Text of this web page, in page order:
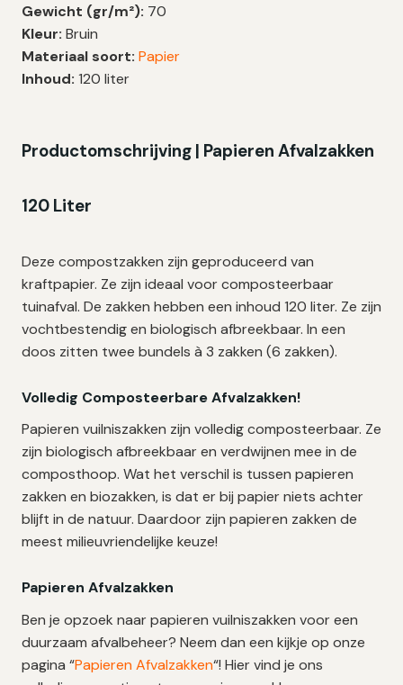
cm
–
6
zakken
Gewicht (gr/m²): 70
Kleur: Bruin
Materiaal soort: Papier
Inhoud: 120 liter
Productomschrijving | Papieren Afvalzakken
120 Liter
Deze compostzakken zijn geproduceerd van
kraftpapier. Ze zijn ideaal voor composteerbaar
tuinafval. De zakken hebben een inhoud 120 liter. Ze zijn
vochtbestendig en biologisch afbreekbaar. In een
doos zitten twee bundels à 3 zakken (6 zakken).
Volledig Composteerbare Afvalzakken!
Papieren vuilniszakken zijn volledig composteerbaar. Ze
zijn biologisch afbreekbaar en verdwijnen mee in de
composthoop. Wat het verschil is tussen papieren
zakken en biozakken, is dat er bij papier niets achter
blijft in de natuur. Daardoor zijn papieren zakken de
meest milieuvriendelijke keuze!
Papieren Afvalzakken
Ben je opzoek naar papieren vuilniszakken voor een
duurzaam afvalbeheer? Neem dan een kijkje op onze
pagina “Papieren Afvalzakken“! Hier vind je ons